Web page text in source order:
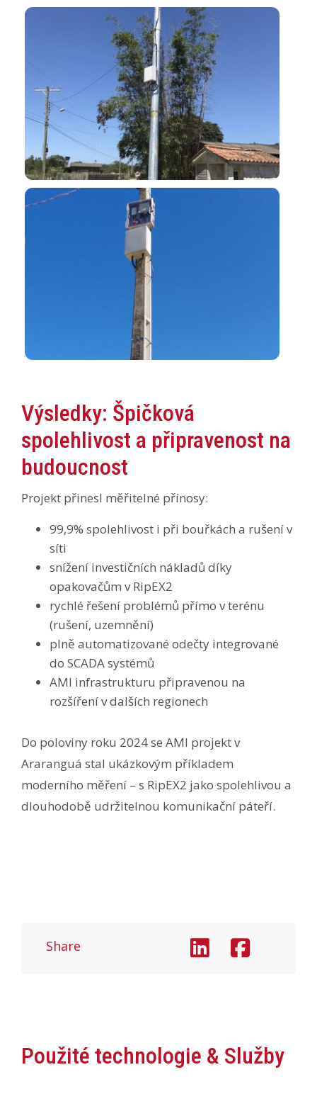
Výsledky: Špičková
spolehlivost a připravenost na
budoucnost
Projekt přinesl měřitelné přínosy:
99,9% spolehlivost i při bouřkách a rušení v
síti
snížení investičních nákladů díky
opakovačům v RipEX2
rychlé řešení problémů přímo v terénu
(rušení, uzemnění)
plně automatizované odečty integrované
do SCADA systémů
AMI infrastrukturu připravenou na
rozšíření v dalších regionech
Do poloviny roku 2024 se AMI projekt v
Araranguá stal ukázkovým příkladem
moderního měření – s RipEX2 jako spolehlivou a
dlouhodobě udržitelnou komunikační páteří.
Share
Použité technologie & Služby